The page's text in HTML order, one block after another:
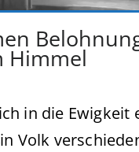
Himmel
in die Ewigkeit
Volk